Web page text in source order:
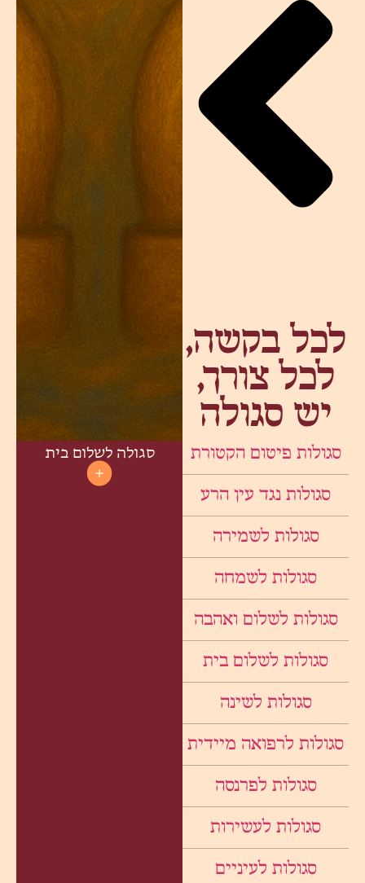
לכל בקשה,
לכל צורך,
יש סגולה
סגולות פיטום הקטורת
סגולות נגד עין הרע
סגולות לשמירה
סגולות לשמחה
סגולות לשלום ואהבה
סגולות לשלום בית
סגולות לשינה
סגולות לרפואה מיידית
סגולות לפרנסה
סגולות לעשירות
סגולות לעיניים
סגולה לשלום בית